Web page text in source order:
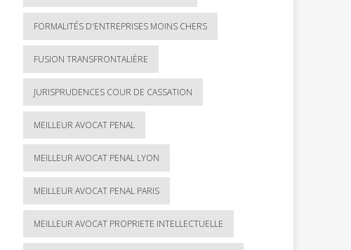
FORMALITÉS D'ENTREPRISES MOINS CHERS
FUSION TRANSFRONTALIÈRE
JURISPRUDENCES COUR DE CASSATION
MEILLEUR AVOCAT PENAL
MEILLEUR AVOCAT PENAL LYON
MEILLEUR AVOCAT PENAL PARIS
MEILLEUR AVOCAT PROPRIETE INTELLECTUELLE